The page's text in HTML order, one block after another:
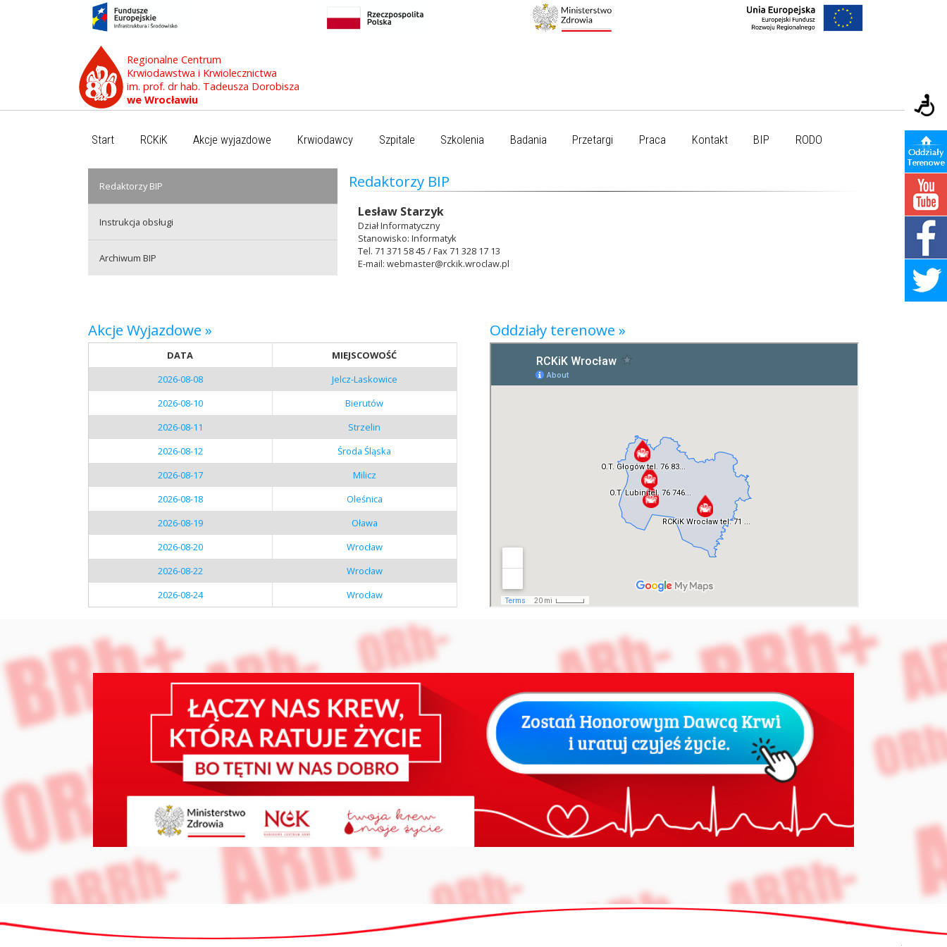
Regionalne Centrum
Krwiodawstwa i Krwiolecznictwa
im. prof. dr hab. Tadeusza Dorobisza
we Wrocławiu
Start RCKiK Akcje wyjazdowe Krwiodawcy Szpitale Szkolenia Badania Przetargi Praca Kontakt BIP RODO
Redaktorzy BIP
Instrukcja obsługi
Archiwum BIP
Redaktorzy BIP
Lesław Starzyk
Dział Informatyczny
Stanowisko: Informatyk
Tel. 71 371 58 45 / Fax 71 328 17 13
E-mail: webmaster@rckik.wroclaw.pl
Akcje Wyjazdowe »
DATA
MIEJSCOWOŚĆ
2026-08-08
Jelcz-Laskowice
2026-08-10
Bierutów
2026-08-11
Strzelin
2026-08-12
Środa Śląska
2026-08-17
Milicz
2026-08-18
Oleśnica
2026-08-19
Oława
2026-08-20
Wrocław
2026-08-22
Wrocław
2026-08-24
Wrocław
Oddziały terenowe »